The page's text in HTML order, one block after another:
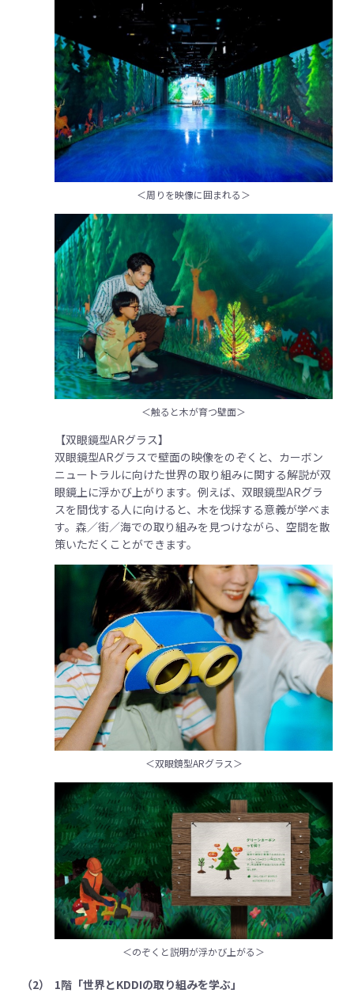
＜周りを映像に囲まれる＞
＜触ると木が育つ壁面＞
【双眼鏡型ARグラス】
双眼鏡型ARグラスで壁面の映像をのぞくと、カーボン
ニュートラルに向けた世界の取り組みに関する解説が双
眼鏡上に浮かび上がります。例えば、双眼鏡型ARグラ
スを間伐する人に向けると、木を伐採する意義が学べま
す。森／街／海での取り組みを見つけながら、空間を散
策いただくことができます。
＜双眼鏡型ARグラス＞
＜のぞくと説明が浮かび上がる＞
（2）
1階「世界とKDDIの取り組みを学ぶ」